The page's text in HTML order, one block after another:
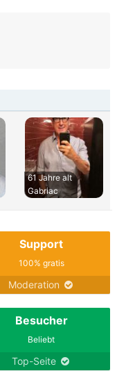
61 Jahre alt
Gabriac
Support
100% gratis
Moderation
Besucher
Beliebt
Top-Seite